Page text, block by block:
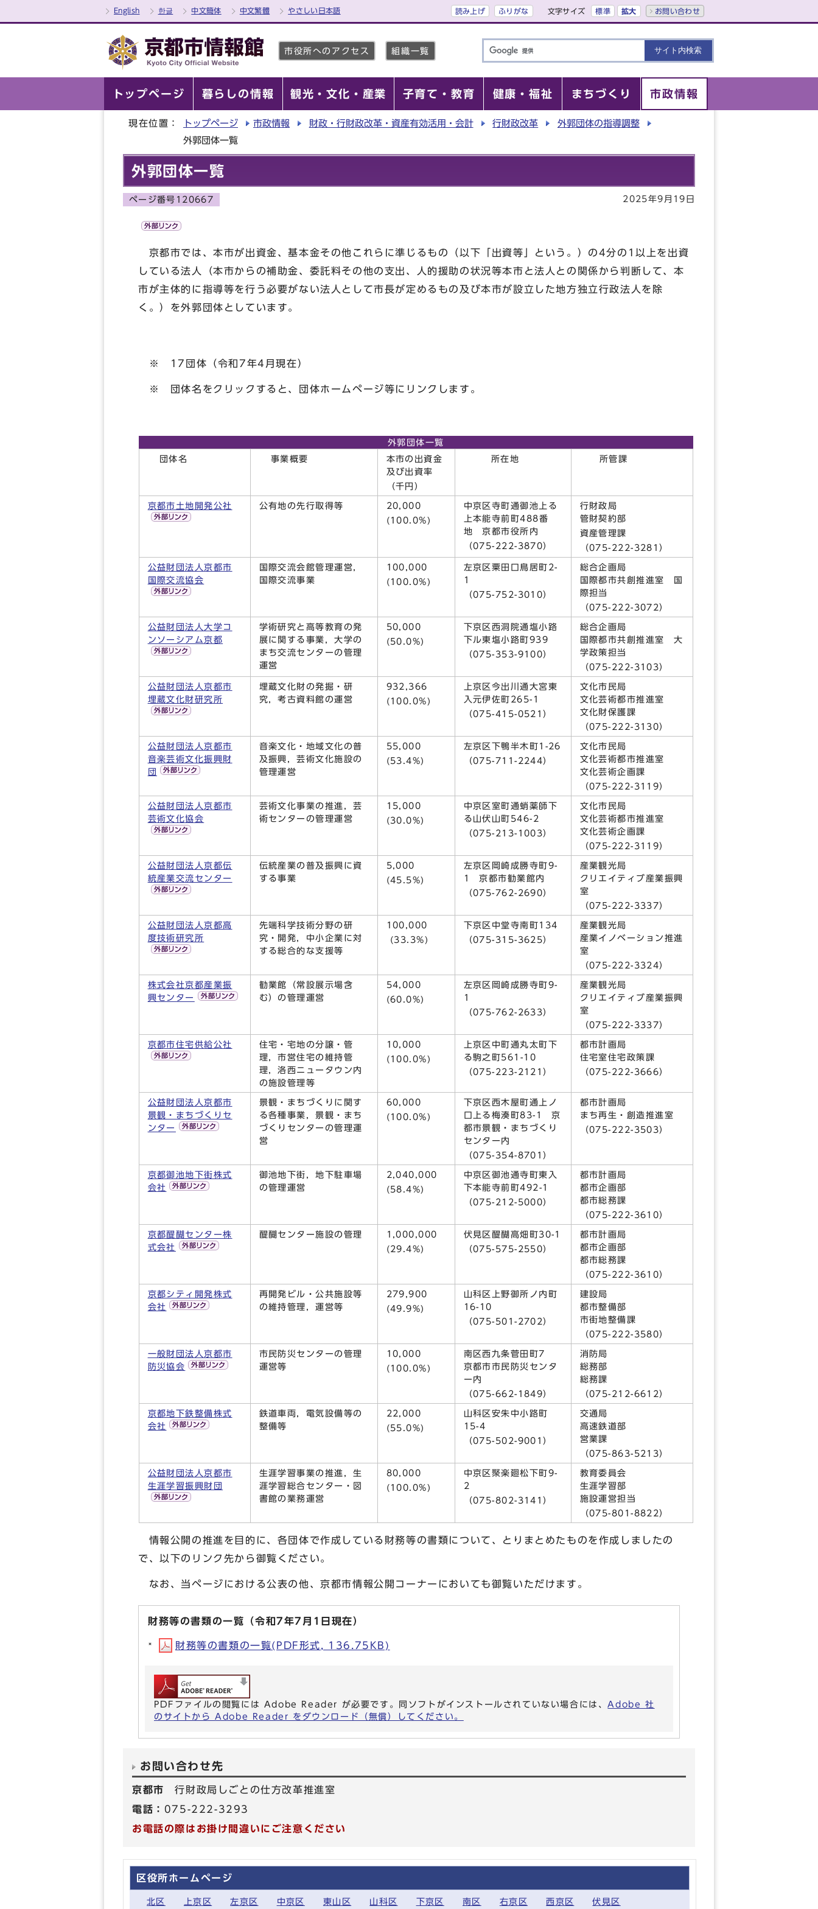
English 한글 中文簡体 中文繁體 やさしい日本語 読み上げ ふりがな 文字サイズ 標準 拡大 お問い合わせ
市役所へのアクセス 組織一覧
トップページ 暮らしの情報 観光・文化・産業 子育て・教育 健康・福祉 まちづくり 市政情報
現在位置： トップページ 市政情報 財政・行財政改革・資産有効活用・会計 行財政改革
外郭団体の指導調整
外郭団体一覧
外郭団体一覧
ページ番号120667 2025年9月19日
京都市では、本市が出資金、基本金その他これらに準じるもの（以下「出資等」という。）の4分の1以上を出資
している法人（本市からの補助金、委託料その他の支出、人的援助の状況等本市と法人との関係から判断して、本
市が主体的に指導等を行う必要がない法人として市長が定めるもの及び本市が設立した地方独立行政法人を除
く。）を外郭団体としています。
※ 17団体（令和7年4月現在）
※ 団体名をクリックすると、団体ホームページ等にリンクします。
外郭団体一覧
団体名
事業概要
本市の出資金
及び出資率
（千円）
所在地 所管課
京都市土地開発公社 公有地の先行取得等
20,000
(100.0%)
中京区寺町通御池上る
上本能寺前町488番
地 京都市役所内
（075-222-3870）
行財政局
管財契約部
資産管理課
（075-222-3281）
公益財団法人京都市
国際交流協会
国際交流会館管理運営，
国際交流事業
100,000
(100.0%)
左京区粟田口鳥居町2-
1
（075-752-3010）
総合企画局
国際都市共創推進室 国
際担当
（075-222-3072）
公益財団法人大学コ
ンソーシアム京都
学術研究と高等教育の発
展に関する事業，大学の
まち交流センターの管理
運営
50,000
(50.0%)
下京区西洞院通塩小路
下ル東塩小路町939
（075-353-9100）
総合企画局
国際都市共創推進室 大
学政策担当
（075-222-3103）
公益財団法人京都市
埋蔵文化財研究所
埋蔵文化財の発掘・研
究，考古資料館の運営
932,366
(100.0%)
上京区今出川通大宮東
入元伊佐町265-1
（075-415-0521）
文化市民局
文化芸術都市推進室
文化財保護課
（075-222-3130）
公益財団法人京都市
音楽芸術文化振興財
団
音楽文化・地域文化の普
及振興，芸術文化施設の
管理運営
55,000
(53.4%)
左京区下鴨半木町1-26
（075-711-2244）
文化市民局
文化芸術都市推進室
文化芸術企画課
（075-222-3119）
公益財団法人京都市
芸術文化協会
芸術文化事業の推進，芸
術センターの管理運営
15,000
(30.0%)
中京区室町通蛸薬師下
る山伏山町546-2
（075-213-1003）
文化市民局
文化芸術都市推進室
文化芸術企画課
（075-222-3119）
公益財団法人京都伝
統産業交流センター
伝統産業の普及振興に資
する事業
5,000
(45.5%)
左京区岡崎成勝寺町9-
1 京都市勧業館内
（075-762-2690）
産業観光局
クリエイティブ産業振興
室
（075-222-3337）
公益財団法人京都高
度技術研究所
先端科学技術分野の研
究・開発，中小企業に対
する総合的な支援等
100,000
(33.3%)
下京区中堂寺南町134
（075-315-3625）
産業観光局
産業イノベーション推進
室
（075-222-3324）
株式会社京都産業振
興センター
勧業館（常設展示場含
む）の管理運営
54,000
(60.0%)
左京区岡崎成勝寺町9-
1
（075-762-2633）
産業観光局
クリエイティブ産業振興
室
（075-222-3337）
京都市住宅供給公社
住宅・宅地の分譲・管
理，市営住宅の維持管
理，洛西ニュータウン内
の施設管理等
10,000
(100.0%)
上京区中町通丸太町下
る駒之町561-10
（075-223-2121）
都市計画局
住宅室住宅政策課
（075-222-3666）
公益財団法人京都市
景観・まちづくりセ
ンター
景観・まちづくりに関す
る各種事業，景観・まち
づくりセンターの管理運
営
60,000
(100.0%)
下京区西木屋町通上ノ
口上る梅湊町83-1 京
都市景観・まちづくり
センター内
（075-354-8701）
都市計画局
まち再生・創造推進室
（075-222-3503）
京都御池地下街株式
会社
御池地下街，地下駐車場
の管理運営
2,040,000
(58.4%)
中京区御池通寺町東入
下本能寺前町492-1
（075-212-5000）
都市計画局
都市企画部
都市総務課
（075-222-3610）
京都醍醐センター株
式会社
醍醐センター施設の管理
1,000,000
(29.4%)
伏見区醍醐高畑町30-1
（075-575-2550）
都市計画局
都市企画部
都市総務課
（075-222-3610）
京都シティ開発株式
会社
再開発ビル・公共施設等
の維持管理，運営等
279,900
(49.9%)
山科区上野御所ノ内町
16-10
（075-501-2702）
建設局
都市整備部
市街地整備課
（075-222-3580）
一般財団法人京都市
防災協会
市民防災センターの管理
運営等
10,000
(100.0%)
南区西九条菅田町7
京都市市民防災センタ
ー内
（075-662-1849）
消防局
総務部
総務課
（075-212-6612）
京都地下鉄整備株式
会社
鉄道車両，電気設備等の
整備等
22,000
(55.0%)
山科区安朱中小路町
15-4
（075-502-9001）
交通局
高速鉄道部
営業課
（075-863-5213）
公益財団法人京都市
生涯学習振興財団
生涯学習事業の推進，生
涯学習総合センター・図
書館の業務運営
80,000
(100.0%)
中京区聚楽廻松下町9-
2
（075-802-3141）
教育委員会
生涯学習部
施設運営担当
（075-801-8822）
情報公開の推進を目的に、各団体で作成している財務等の書類について、とりまとめたものを作成しましたの
で、以下のリンク先から御覧ください。
なお、当ページにおける公表の他、京都市情報公開コーナーにおいても御覧いただけます。
財務等の書類の一覧（令和7年7月1日現在）
財務等の書類の一覧(PDF形式, 136.75KB)
PDFファイルの閲覧には Adobe Reader が必要です。同ソフトがインストールされていない場合には、Adobe 社
のサイトから Adobe Reader をダウンロード（無償）してください。
お問い合わせ先
京都市行財政局しごとの仕方改革推進室
電話： 075-222-3293
お電話の際はお掛け間違いにご注意ください
区役所ホームページ
北区 上京区 左京区 中京区 東山区 山科区 下京区 南区 右京区 西京区 伏見区